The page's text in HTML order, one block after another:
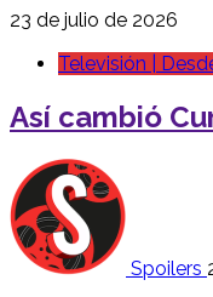
23 de julio de 2026
Televisión |
Así cambió
Spoilers